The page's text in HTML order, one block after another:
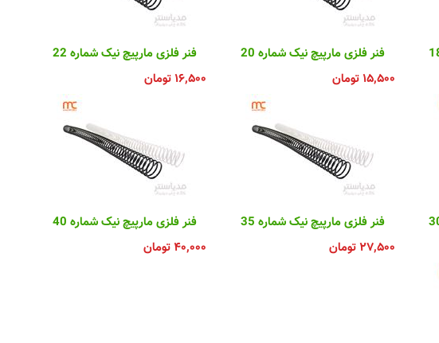
فنر فلزی مارپیچ نیک شماره 20
۱۵,۵۰۰تومان
فنر فلزی مارپیچ نیک شماره 22
۱۶,۵۰۰تومان
فنر فلزی مارپیچ نیک شماره 35
۲۷,۵۰۰تومان
فنر فلزی مارپیچ نیک شماره 40
۴۰,۰۰۰تومان